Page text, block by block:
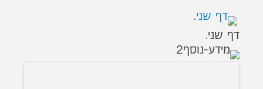
דף שני.